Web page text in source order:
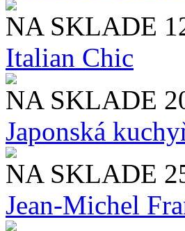
NA SKLADE
Italian Chic
NA SKLADE
Japonská
NA SKLADE
Jean-Michel